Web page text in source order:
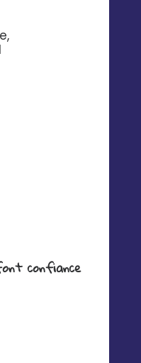
confiance
»
Digital